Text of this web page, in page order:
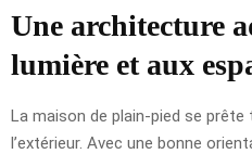
Une architecture
lumière et aux
La maison de plain-pied se
l’extérieur. Avec une bonne